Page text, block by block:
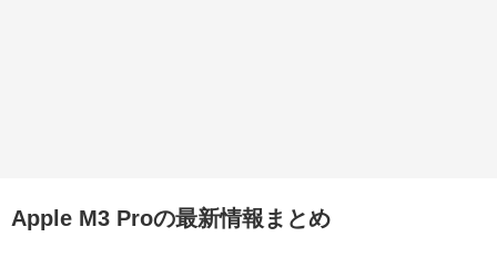
Apple M3 Proの最新情報まとめ